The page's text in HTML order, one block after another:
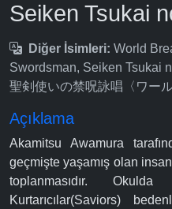
Seiken Tsukai
Diğer İsimleri: World
Swordsman, Seiken Tsukai
聖剣使いの禁呪詠唱〈ワー
Açıklama
Akamitsu Awamura
geçmişte yaşamış olan
toplanmasıdır.
Kurtarıcılar(Saviors)